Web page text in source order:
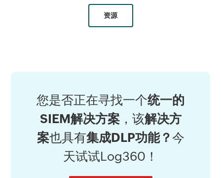
资源
您是否正在寻找一个统一的
SIEM解决方案，该解决方
案也具有集成DLP功能？今
天试试Log360！